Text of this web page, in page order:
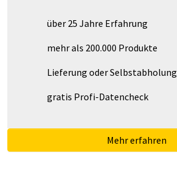
über 25 Jahre Erfahrung
mehr als 200.000 Produkte
Lieferung oder Selbstabholung
gratis Profi-Datencheck
Mehr erfahren